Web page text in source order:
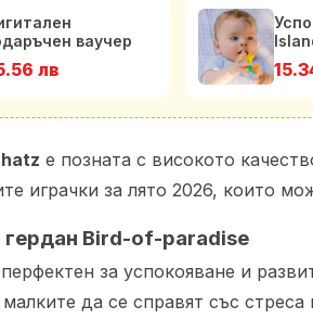
ваучер
лв
е позната с високото
играчки за лято 2026, които
Bird-of-paradise
за успокояване и
да се справят със